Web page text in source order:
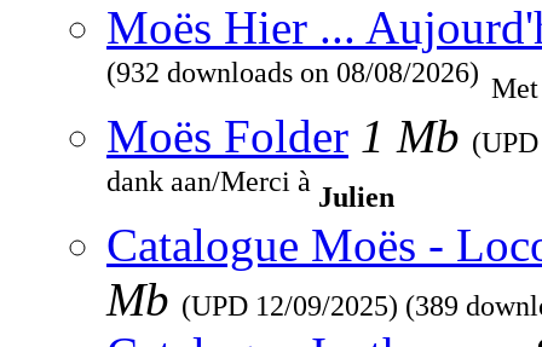
Moës Hier ...
(932 downloads on 08/08/2026)
Moës Folder 1 Mb
dank aan/Merci à Julien
Catalogue Moës -
Mb (UPD 12/09/2025) (389